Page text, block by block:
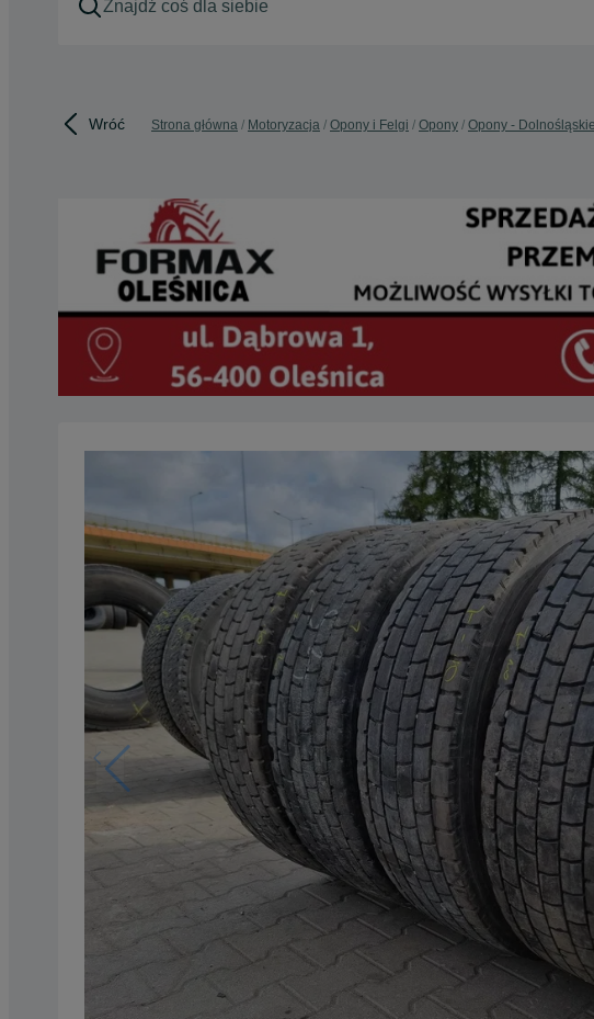
Wróć Strona główna Motoryzacja Opony i Felgi Opony Opony - Dolnośląskie